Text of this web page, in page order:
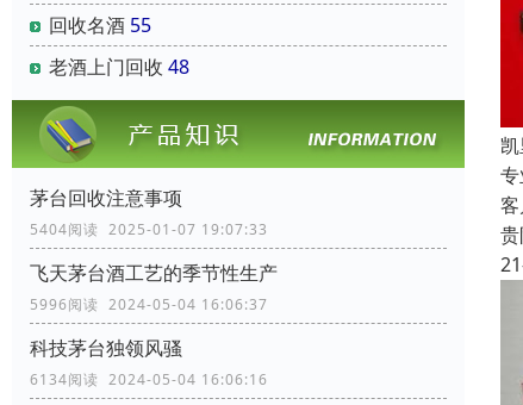
回收名酒 55
老酒上门回收 48
茅台回收注意事项
5404阅读 2025-01-07 19:07:33
飞天茅台酒工艺的季节性生产
5996阅读 2024-05-04 16:06:37
科技茅台独领风骚
6134阅读 2024-05-04 16:06:16